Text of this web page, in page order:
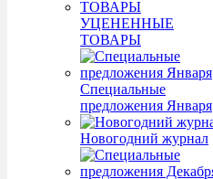
УЦЕНЕННЫЕ
ТОВАРЫ
Специальные
предложения Января
Новогодний журнал